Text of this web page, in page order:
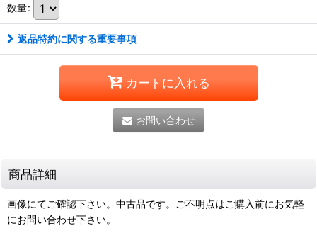
数量:
返品特約に関する重要事項
カートに入れる
お問い合わせ
商品詳細
画像にてご確認下さい。中古品です。ご不明点はご購入前にお気軽
にお問い合わせ下さい。